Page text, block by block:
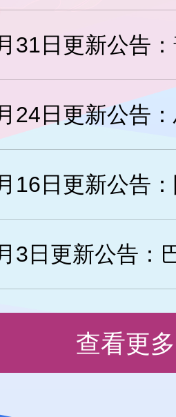
31日更新公告：普利
24日更新公告：馬庫
16日更新公告：阿力
3日更新公告：巴圖爾返
查看更多